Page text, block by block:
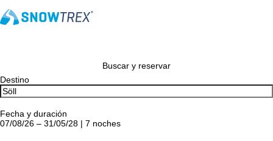
Buscar y reservar
Destino
Fecha y duración
07/08/26 – 31/05/28 | 7 noches